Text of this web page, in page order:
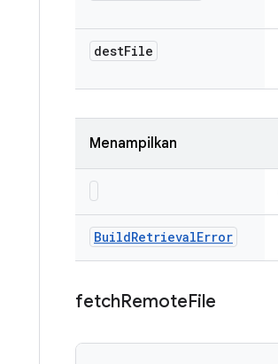
destFile
Menampilkan
BuildRetrievalError
fetchRemoteFile